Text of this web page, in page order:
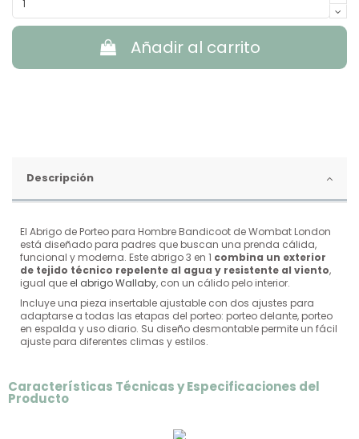
Añadir al carrito
Descripción
El Abrigo de Porteo para Hombre Bandicoot de Wombat London
está diseñado para padres que buscan una prenda cálida,
funcional y moderna. Este abrigo 3 en 1 combina un exterior
de tejido técnico repelente al agua y resistente al viento,
igual que el abrigo Wallaby, con un cálido pelo interior.
Incluye una pieza insertable ajustable con dos ajustes para
adaptarse a todas las etapas del porteo: porteo delante, porteo
en espalda y uso diario. Su diseño desmontable permite un fácil
ajuste para diferentes climas y estilos.
Características Técnicas y Especificaciones del
Producto